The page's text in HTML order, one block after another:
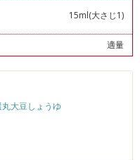
15ml(大さじ1)
適量
大豆しょうゆ